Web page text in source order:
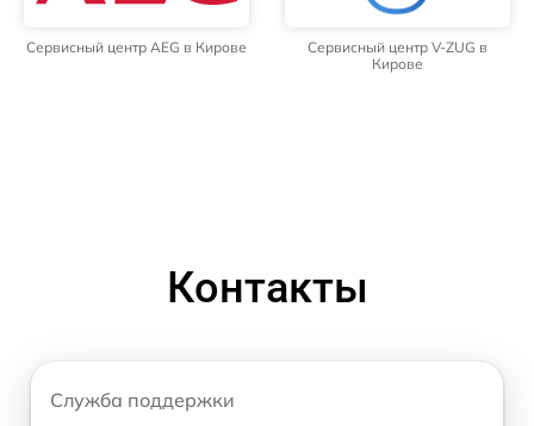
Сервисный центр AEG в Кирове
Сервисный центр V-ZUG в
Кирове
Контакты
Служба поддержки